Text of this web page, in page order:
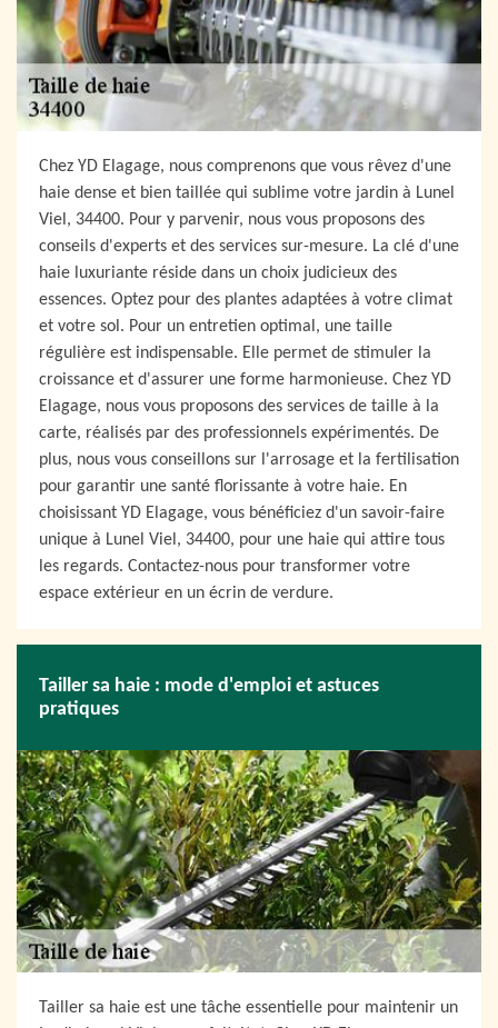
Chez YD Elagage, nous comprenons que vous rêvez d'une
haie dense et bien taillée qui sublime votre jardin à Lunel
Viel, 34400. Pour y parvenir, nous vous proposons des
conseils d'experts et des services sur-mesure. La clé d'une
haie luxuriante réside dans un choix judicieux des
essences. Optez pour des plantes adaptées à votre climat
et votre sol. Pour un entretien optimal, une taille
régulière est indispensable. Elle permet de stimuler la
croissance et d'assurer une forme harmonieuse. Chez YD
Elagage, nous vous proposons des services de taille à la
carte, réalisés par des professionnels expérimentés. De
plus, nous vous conseillons sur l'arrosage et la fertilisation
pour garantir une santé florissante à votre haie. En
choisissant YD Elagage, vous bénéficiez d'un savoir-faire
unique à Lunel Viel, 34400, pour une haie qui attire tous
les regards. Contactez-nous pour transformer votre
espace extérieur en un écrin de verdure.
Tailler sa haie : mode d'emploi et astuces
pratiques
Tailler sa haie est une tâche essentielle pour maintenir un